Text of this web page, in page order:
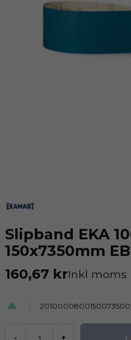
Slipband EKA
150x7350mm
160,67 krInkl moms
- +